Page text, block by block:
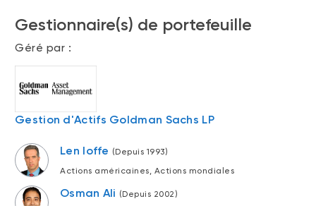
PLACEMENTS ALTERNATIFS
Placements privés
FNB d’investissements alternatifs
liquides
SOLUTIONS DE LIQUIDITÉ
Compte Surintérêt Altamira BNI
CPG à taux fixe
CONNEXION REQUISE
Portail de formation continue
Webinaires
Énoncé politique de placement
Gestionnaire(s) de portefeuille
Géré par :
Gestion d'Actifs Goldman Sachs LP
Len Ioffe (Depuis 1993)
Actions américaines, Actions mondiales
Osman Ali (Depuis 2002)